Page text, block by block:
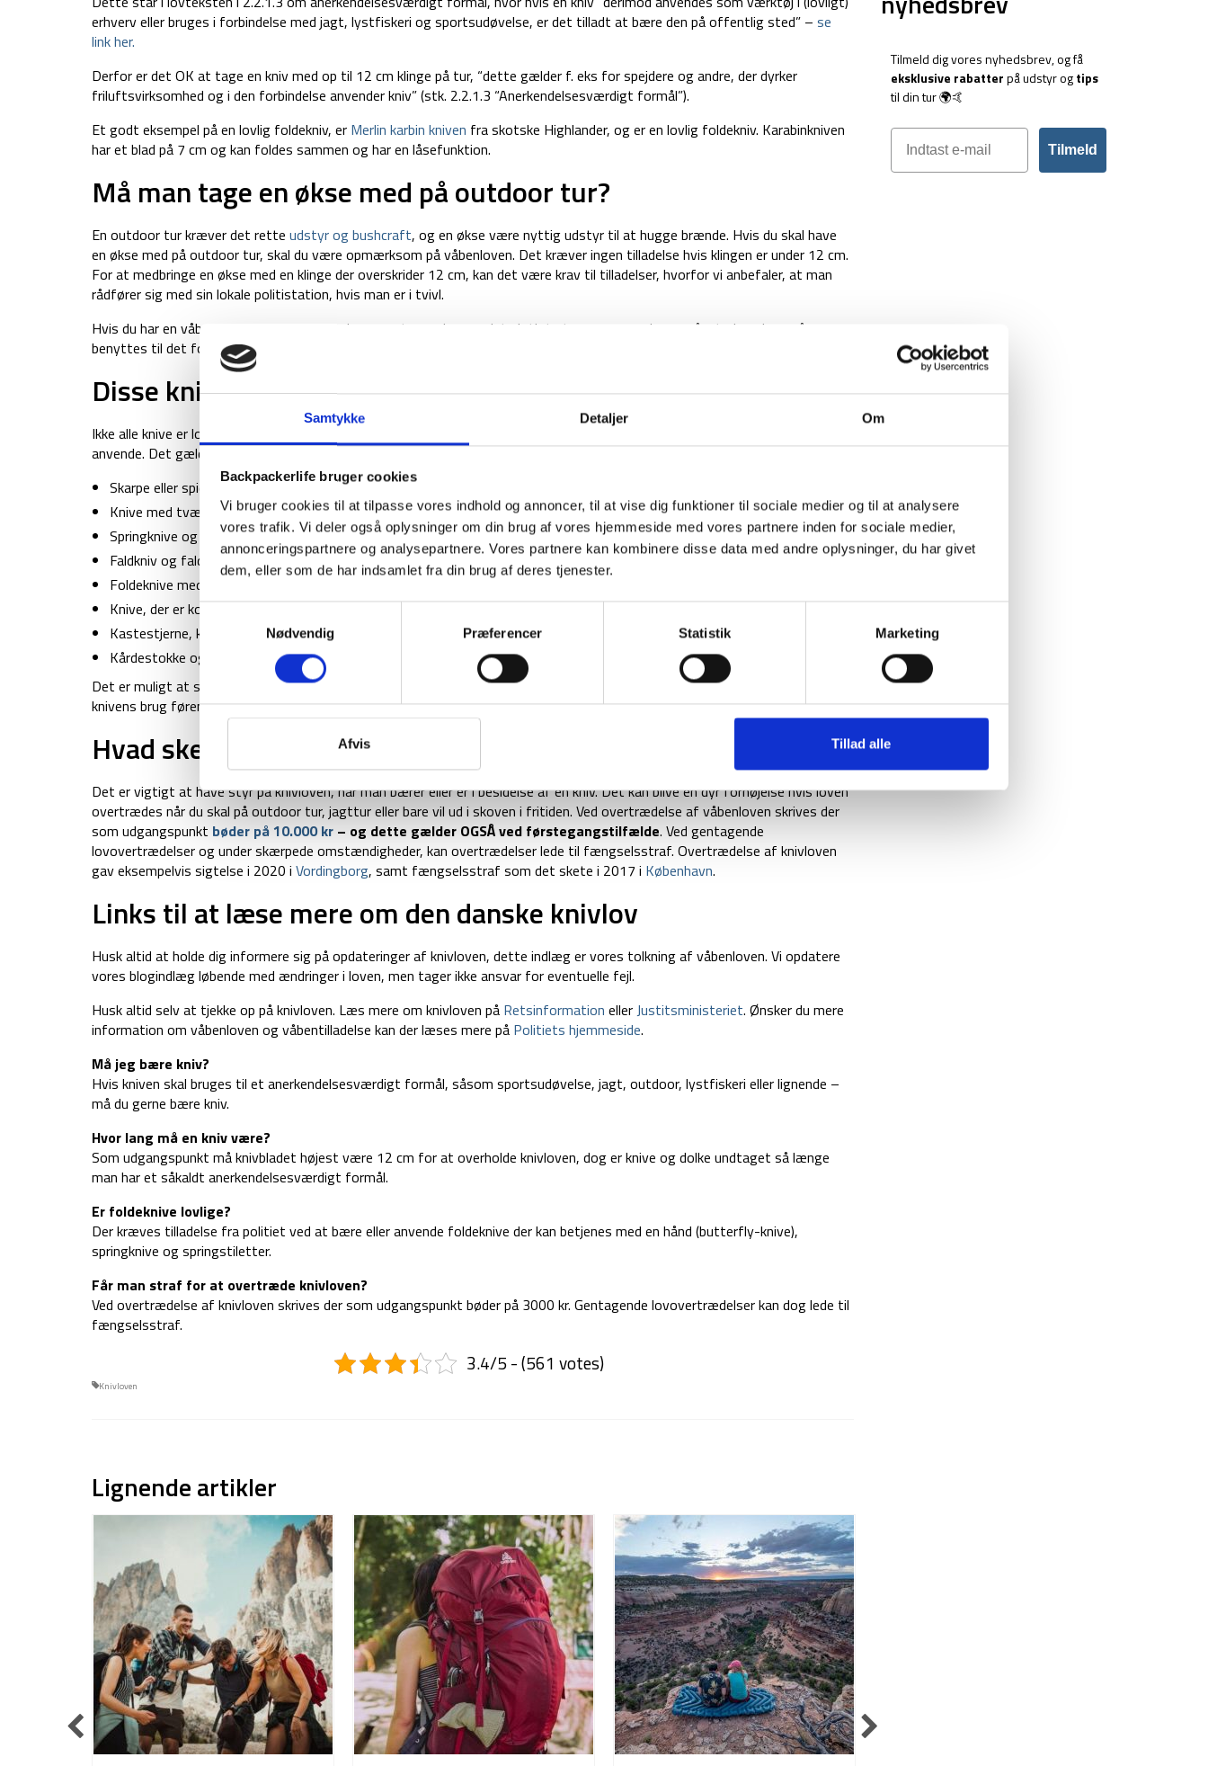
Samtykke Detaljer Om
Backpackerlife bruger cookies
Vi bruger cookies til at tilpasse vores indhold og annoncer, til at vise dig funktioner til sociale medier og til at analysere
vores trafik. Vi deler også oplysninger om din brug af vores hjemmeside med vores partnere inden for sociale medier,
annonceringspartnere og analysepartnere. Vores partnere kan kombinere disse data med andre oplysninger, du har givet
dem, eller som de har indsamlet fra din brug af deres tjenester.
Samtykkevalg
Nødvendig
Præferencer Statistik Marketing
Afvis Tillad alle
erhverv eller bruges i forbindelse med jagt, lystfiskeri og sportsudøvelse, er det tilladt at bære den på offentlig sted” – se
link her.
Derfor er det OK at tage en kniv med op til 12 cm klinge på tur, “dette gælder f. eks for spejdere og andre, der dyrker
friluftsvirksomhed og i den forbindelse anvender kniv” (stk. 2.2.1.3 “Anerkendelsesværdigt formål”).
Et godt eksempel på en lovlig foldekniv, er Merlin karbin kniven fra skotske Highlander, og er en lovlig foldekniv. Karabinkniven
har et blad på 7 cm og kan foldes sammen og har en låsefunktion.
Må man tage en økse med på outdoor tur?
En outdoor tur kræver det rette udstyr og bushcraft, og en økse være nyttig udstyr til at hugge brænde. Hvis du skal have
en økse med på outdoor tur, skal du være opmærksom på våbenloven. Det kræver ingen tilladelse hvis klingen er under 12 cm.
For at medbringe en økse med en klinge der overskrider 12 cm, kan det være krav til tilladelser, hvorfor vi anbefaler, at man
rådfører sig med sin lokale politistation, hvis man er i tvivl.
Hvis du har en våbentilladelse og vil medbringe en større økse, er det vigtigt at være opmærksom på, at økser kun må
benyttes til det formål den fremstillet til – her gælder samme princip med anerkendelsesværdige formål.
Disse knive er ulovlige knive jf. knivloven
Ikke alle knive er lovlige, der findes en række knive der er ulovlige. Disse knive må man hverken erhverve sig, bære, besidde eller
anvende. Det gælder både privat brugt eller brug offentlige steder.
Skarpe eller spidse våben, hvis klingen overstiger 12 cm
Knive med tværstillet greb beregnet til stød
Springknive og springstiletter
Faldkniv og faldstiletter
Foldeknive med todelt skæfte, hvis klinge kan foldes ud ved brug af en hånd (butterflykniv)
Knive, der er konstrueret til at hænge om hals eller skulder, og som fra denne placering kan trækkes ved brug af en hånd.
Kastestjerne, kasteknive, kasteøkser og lignende
Kårdestokke og andre blankvåben, der fremtræder som en anden genstand
Det er muligt at søge tilladelse til besiddelse af overstående knive, men det kræver et godt formål og en god forklaring på
knivens brug førend at Politiet godkender brugen af disse knive til privatpersoner.
Hvad sker der ved overtrædelser af knivloven?
Det er vigtigt at have styr på knivloven, når man bærer eller er i besidelse af en kniv. Det kan blive en dyr fornøjelse hvis loven
overtrædes når du skal på outdoor tur, jagttur eller bare vil ud i skoven i fritiden. Ved overtrædelse af våbenloven skrives der
som udgangspunkt bøder på 10.000 kr – og dette gælder OGSÅ ved førstegangstilfælde. Ved gentagende
lovovertrædelser og under skærpede omstændigheder, kan overtrædelser lede til fængselsstraf. Overtrædelse af knivloven
gav eksempelvis sigtelse i 2020 i Vordingborg, samt fængselsstraf som det skete i 2017 i København.
Links til at læse mere om den danske knivlov
Husk altid at holde dig informere sig på opdateringer af knivloven, dette indlæg er vores tolkning af våbenloven. Vi opdatere
vores blogindlæg løbende med ændringer i loven, men tager ikke ansvar for eventuelle fejl.
Husk altid selv at tjekke op på knivloven. Læs mere om knivloven på Retsinformation ellerJustitsministeriet. Ønsker du mere
information om våbenloven og våbentilladelse kan der læses mere på Politiets hjemmeside.
Må jeg bære kniv?
Hvis kniven skal bruges til et anerkendelsesværdigt formål, såsom sportsudøvelse, jagt, outdoor, lystfiskeri eller lignende –
må du gerne bære kniv.
Hvor lang må en kniv være?
Som udgangspunkt må knivbladet højest være 12 cm for at overholde knivloven, dog er knive og dolke undtaget så længe
man har et såkaldt anerkendelsesværdigt formål.
Er foldeknive lovlige?
Der kræves tilladelse fra politiet ved at bære eller anvende foldeknive der kan betjenes med en hånd (butterfly-knive),
springknive og springstiletter.
Får man straf for at overtræde knivloven?
Ved overtrædelse af knivloven skrives der som udgangspunkt bøder på 3000 kr. Gentagende lovovertrædelser kan dog lede til
fængselsstraf.
3.4/5 - (561 votes)
Knivloven
Lignende artikler
Tilmeld dig vores nyhedsbrev, og få
eksklusive rabatterpå udstyr ogtips
til din tur 🌍🤙
Tilmeld